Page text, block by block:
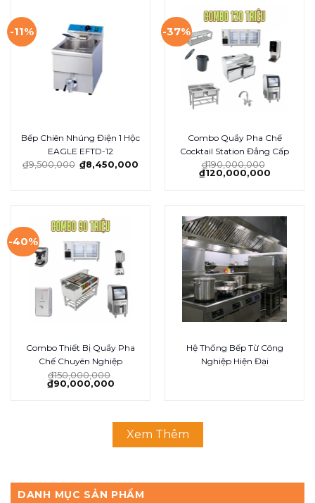
-11%
Bếp Chiên Nhúng Điện 1 Hộc
EAGLE EFTD-12
₫9,500,000 ₫8,450,000
-37%
Combo Quầy Pha Chế
Cocktail Station Đẳng Cấp
₫190,000,000
₫120,000,000
-40%
Combo Thiết Bị Quầy Pha
Chế Chuyên Nghiệp
₫150,000,000
₫90,000,000
Hệ Thống Bếp Từ Công
Nghiệp Hiện Đại
Xem Thêm
DANH MỤC SẢN PHẨM